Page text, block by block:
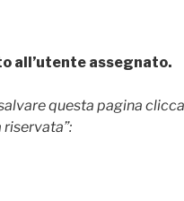
all’utente assegnato.
questa pagina